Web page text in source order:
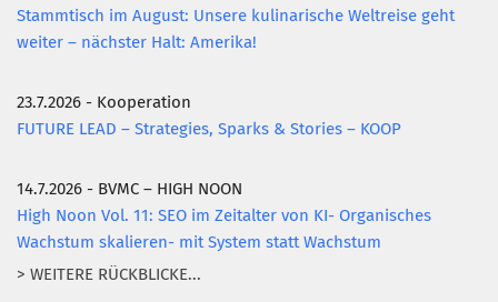
Stammtisch im August: Unsere kulinarische Weltreise geht
weiter – nächster Halt: Amerika!
23.7.2026 - Kooperation
FUTURE LEAD – Strategies, Sparks & Stories – KOOP
14.7.2026 - BVMC – HIGH NOON
High Noon Vol. 11: SEO im Zeitalter von KI- Organisches
Wachstum skalieren- mit System statt Wachstum
> WEITERE RÜCKBLICKE...